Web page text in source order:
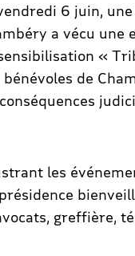
6 juin,
a vécu une
«
bénévoles de
les
greffière,